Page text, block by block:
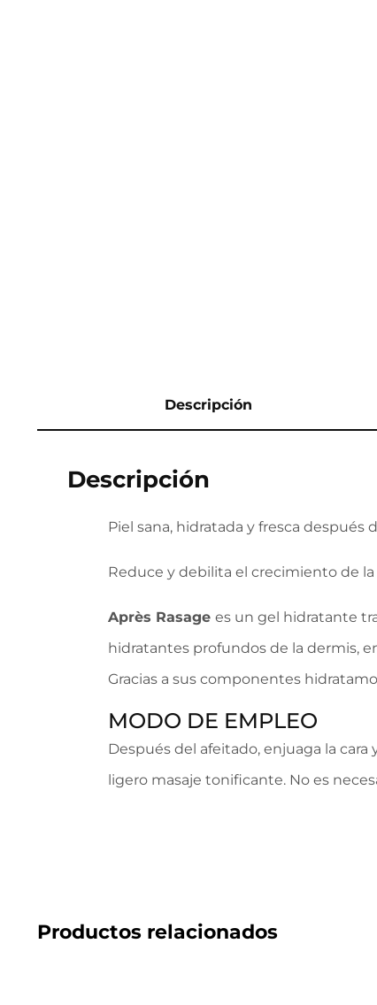
Descripción
Descripción
Piel sana, hidratada y fresca después
Reduce y debilita el crecimiento de la
Après Rasage es un gel hidratante
hidratantes profundos de la dermis,
Gracias a sus componentes
MODO DE EMPLEO
Después del afeitado, enjuaga la
ligero masaje tonificante. No es
Productos relacionados